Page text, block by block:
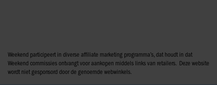
Weekend participeert in diverse affiliate marketing programma’s, dat houdt in dat
Weekend commissies ontvangt voor aankopen middels links van retailers. Deze website
wordt niet gesponsord door de genoemde webwinkels.